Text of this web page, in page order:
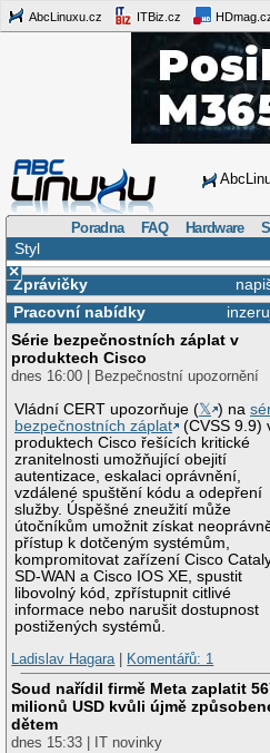
AbcLinuxu.cz ITBiz.cz
Poradna FAQ Hardware
Styl
×
Zprávičky
Pracovní nabídky
Série bezpečnostních záplat v
produktech Cisco
dnes 16:00 | Bezpečnostní upozornění
Vládní CERT upozorňuje (𝕏 ) na
bezpečnostních záplat
(CVSS 9.9)
produktech Cisco řešících kritické
zranitelnosti umožňující obejití
autentizace, eskalaci oprávnění,
vzdálené spuštění kódu a odepření
služby. Úspěšné zneužití může
útočníkům umožnit získat
přístup k dotčeným systémům,
kompromitovat zařízení Cisco
SD-WAN a Cisco IOS XE, spustit
libovolný kód, zpřístupnit citlivé
informace nebo narušit dostupnost
postižených systémů.
Ladislav Hagara| Komentářů: 1
Soud nařídil firmě Meta zaplatit
milionů USD kvůli újmě
dětem
dnes 15:33 | IT novinky